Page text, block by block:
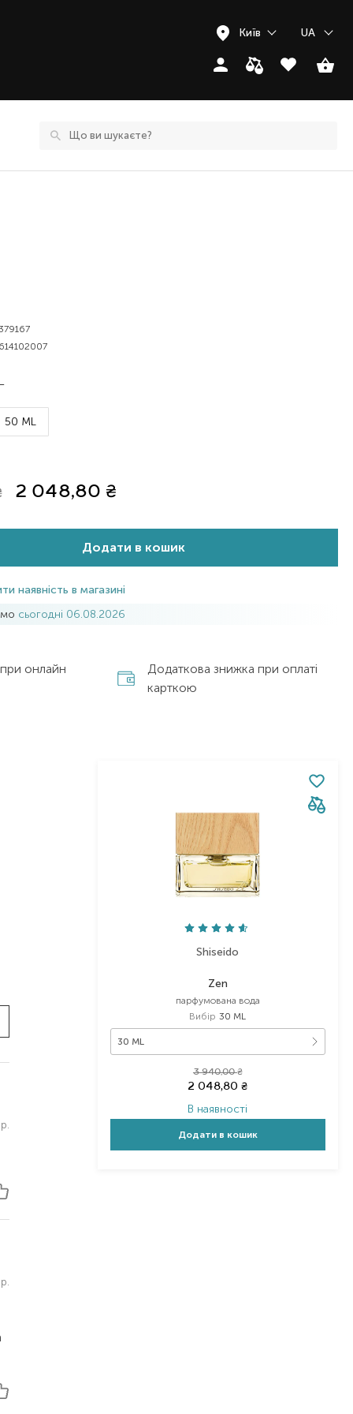
Київ UA
50 ML
2 048,80 ₴
Додати в кошик
наявність в магазині
сьогодні 06.08.2026
онлайн
Додаткова знижка при оплаті
карткою
Shiseido
Zen
парфумована вода
Вибір 30 ML
30 ML
3 940,00₴
2 048,80₴
В наявності
Додати в кошик